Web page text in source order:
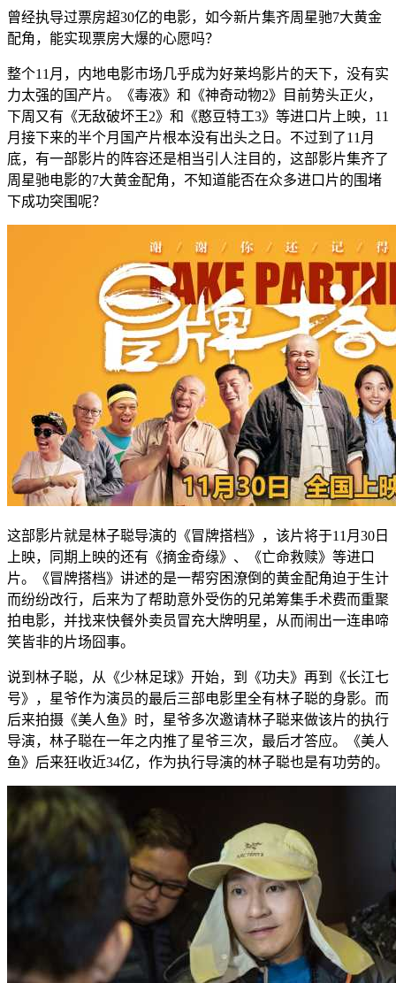
曾经执导过票房超30亿的电影，如今新片集齐周星驰7大黄金
配角，能实现票房大爆的心愿吗？
整个11月，内地电影市场几乎成为好莱坞影片的天下，没有实
力太强的国产片。《毒液》和《神奇动物2》目前势头正火，
下周又有《无敌破坏王2》和《憨豆特工3》等进口片上映，11
月接下来的半个月国产片根本没有出头之日。不过到了11月
底，有一部影片的阵容还是相当引人注目的，这部影片集齐了
周星驰电影的7大黄金配角，不知道能否在众多进口片的围堵
下成功突围呢？
这部影片就是林子聪导演的《冒牌搭档》，该片将于11月30日
上映，同期上映的还有《摘金奇缘》、《亡命救赎》等进口
片。《冒牌搭档》讲述的是一帮穷困潦倒的黄金配角迫于生计
而纷纷改行，后来为了帮助意外受伤的兄弟筹集手术费而重聚
拍电影，并找来快餐外卖员冒充大牌明星，从而闹出一连串啼
笑皆非的片场囧事。
说到林子聪，从《少林足球》开始，到《功夫》再到《长江七
号》，星爷作为演员的最后三部电影里全有林子聪的身影。而
后来拍摄《美人鱼》时，星爷多次邀请林子聪来做该片的执行
导演，林子聪在一年之内推了星爷三次，最后才答应。《美人
鱼》后来狂收近34亿，作为执行导演的林子聪也是有功劳的。